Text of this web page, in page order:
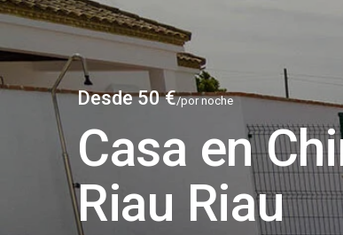
Desde 50 €/por noche
Casa en
Riau Riau